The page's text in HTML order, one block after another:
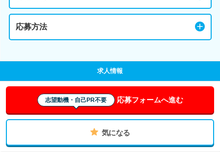
応募方法
求人情報
志望動機・自己PR不要 応募フォームへ進む
気になる